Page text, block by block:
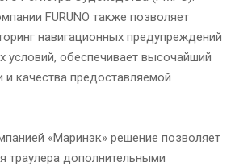
FURUNO также позволяет
навигационных предупреждений
условий, обеспечивает высочайший
и качества предоставляемой
«Маринэк» решение позволяет
траулера дополнительными